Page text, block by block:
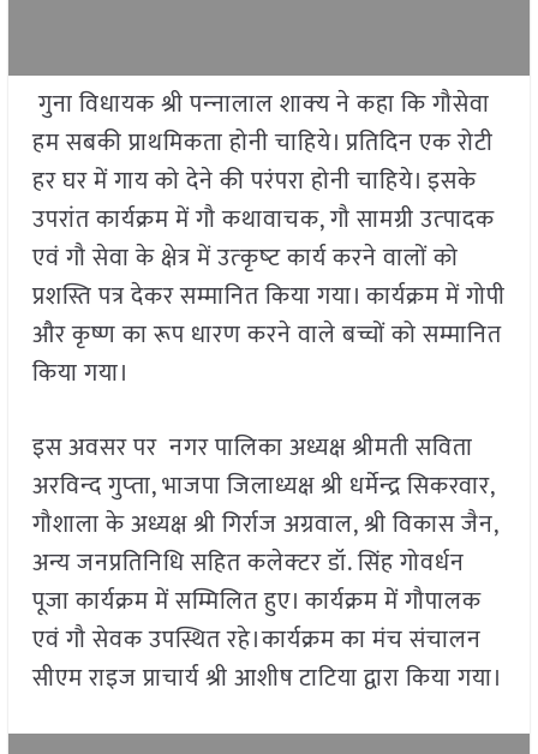
गुना विधायक श्री पन्‍नालाल शाक्‍य ने कहा कि गौसेवा
हम सबकी प्राथमिकता होनी चाहिये। प्रतिदिन एक रोटी
हर घर में गाय को देने की परंपरा होनी चाहिये। इसके
उपरांत कार्यक्रम में गौ कथावाचक, गौ सामग्री उत्‍पादक
एवं गौ सेवा के क्षेत्र में उत्‍कृष्‍ट कार्य करने वालों को
प्रशस्ति पत्र देकर सम्मानित किया गया। कार्यक्रम में गोपी
और कृष्ण का रूप धारण करने वाले बच्चों को सम्मानित
किया गया।
इस अवसर पर नगर पालिका अध्यक्ष श्रीमती सविता
अरविन्‍द गुप्‍ता, भाजपा जिलाध्यक्ष श्री धर्मेन्‍द्र सिकरवार,
गौशाला के अध्यक्ष श्री गिर्राज अग्रवाल, श्री विकास जैन,
अन्य जनप्रतिनिधि सहित कलेक्‍टर डॉ. सिंह गोवर्धन
पूजा कार्यक्रम में सम्मिलित हुए। कार्यक्रम में गौपालक
एवं गौ सेवक उपस्थित रहे।कार्यक्रम का मंच संचालन
सीएम राइज प्राचार्य श्री आशीष टाटिया द्वारा किया गया।